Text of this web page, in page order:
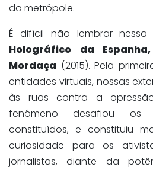
da metrópole.
É difícil não lembrar
Holográfico da
Mordaça (2015). Pela
entidades virtuais, nossas
às ruas contra a
fenômeno desafiou os
constituídos, e constituiu
curiosidade para os
jornalistas, diante da